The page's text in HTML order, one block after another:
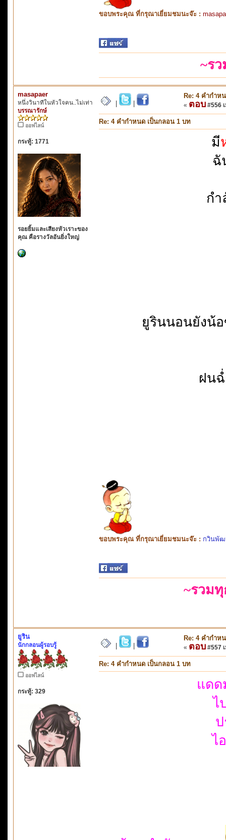
ขอบพระคุณ ที่กรุณาเยี่ยมชมนะจ๊ะ :
~ร
masapaer
หนึ่งวินาทีในหัวใจคน..ไม่เท่า
บรรณารักษ์
ออฟไลน์
กระทู้: 1771
รอยยิ้มและเสียงหัวเราะของ
คุณ คือรางวัลอันยิ่งใหญ่
Re: 4 คำกำห
« ตอบ #556
Re: 4 คำกำหนด เป็นกลอน 1 บท
มี
ฉั
กำ
ยูรินนอนยังน้
ฝน
ขอบพระคุณ ที่กรุณาเยี่ยมชมนะจ๊ะ : กวินพั
~รวม
ยูริน
นักกลอนผู้รอบรู้
ออฟไลน์
กระทู้: 329
Re: 4 คำกำห
« ตอบ #557
Re: 4 คำกำหนด เป็นกลอน 1 บท
แดด
ไ
ไ